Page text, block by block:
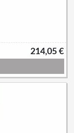
214,05 €